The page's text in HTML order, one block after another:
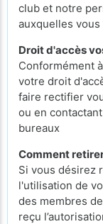
club et notre
auxquelles
Droit d'accès
Conformément
votre droit
faire rectifier
ou en
bureaux
Comment
Si vous désirez
l'utilisation de
des membres
reçu